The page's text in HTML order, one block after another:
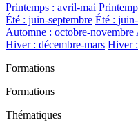
Printemps : avril-mai
Été : juin-septembre Été :
Automne : octobre-novembre
Hiver : décembre-mars Hiver
Formations
Formations
Thématiques